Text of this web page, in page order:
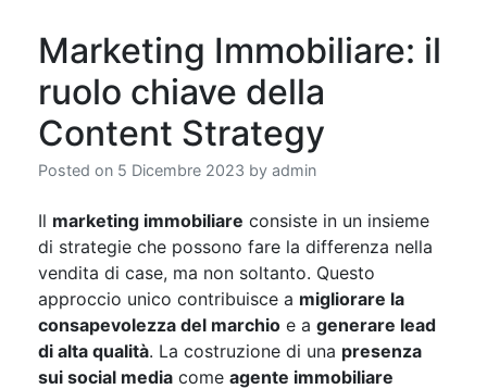
Marketing Immobiliare: il
ruolo chiave della
Content Strategy
Posted on 5 Dicembre 2023 by admin
Il marketing immobiliare consiste in un insieme
di strategie che possono fare la differenza nella
vendita di case, ma non soltanto. Questo
approccio unico contribuisce a migliorare la
consapevolezza del marchio e a generare lead
di alta qualità. La costruzione di una presenza
sui social media come agente immobiliare